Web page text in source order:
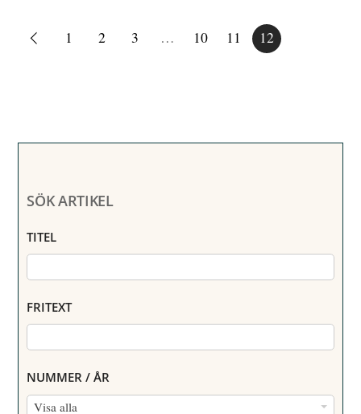
1 2 3 … 10 11 12
SÖK ARTIKEL
TITEL
FRITEXT
NUMMER / ÅR
Visa alla
N